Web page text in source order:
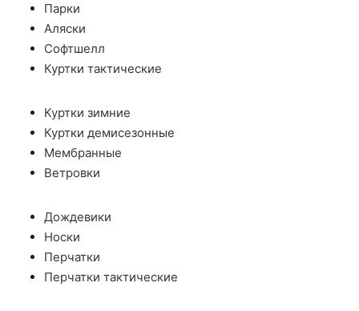
Парки
Аляски
Софтшелл
Куртки тактические
Куртки зимние
Куртки демисезонные
Мембранные
Ветровки
Дождевики
Носки
Перчатки
Перчатки тактические